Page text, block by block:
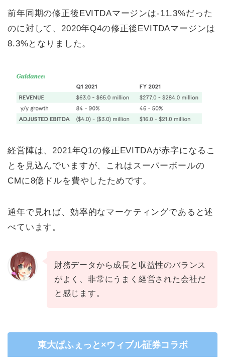
前年同期の修正後EVITDAマージンは-11.3%だった
のに対して、2020年Q4の修正後EVITDAマージンは
8.3%となりました。
経営陣は、2021年Q1の修正EVITDAが赤字になるこ
とを見込んでいますが、これはスーパーボールの
CMに8億ドルを費やしたためです。
通年で見れば、効率的なマーケティングであると述
べています。
財務データから成長と収益性のバランス
がよく、非常にうまく経営された会社だ
と感じます。
東大ぱふぇっと×ウィブル証券コラボ